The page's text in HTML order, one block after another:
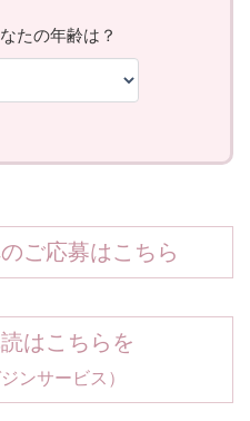
ご応募はこちら
はこちらを
ンサービス）